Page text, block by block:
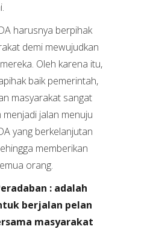
harusnya berpihak
demi mewujudkan
Oleh karena itu,
baik pemerintah,
masyarakat sangat
menjadi jalan menuju
yang berkelanjutan
memberikan
orang.
: adalah
berjalan pelan
masyarakat